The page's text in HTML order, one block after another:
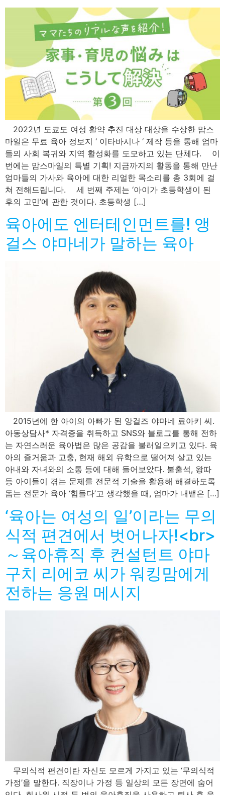
2022년 도쿄도 여성 활약 추진 대상 대상을 수상한 맘스
마일은 무료 육아 정보지 ‘ 이타바시나 ‘ 제작 등을 통해 엄마
들의 사회 복귀와 지역 활성화를 도모하고 있는 단체다. 이
번에는 맘스마일의 특별 기획! 지금까지의 활동을 통해 만난
엄마들의 가사와 육아에 대한 리얼한 목소리를 총 3회에 걸
쳐 전해드립니다. 세 번째 주제는 ‘아이가 초등학생이 된
후의 고민’에 관한 것이다. 초등학생 […]
육아에도 엔터테인먼트를! 앵
걸스 야마네가 말하는 육아
2015년에 한 아이의 아빠가 된 앙걸즈 야마네 료아키 씨.
아동상담사* 자격증을 취득하고 SNS와 블로그를 통해 전하
는 자연스러운 육아법은 많은 공감을 불러일으키고 있다. 육
아의 즐거움과 고충, 현재 해외 유학으로 떨어져 살고 있는
아내와 자녀와의 소통 등에 대해 들어보았다. 불출석, 왕따
등 아이들이 겪는 문제를 전문적 기술을 활용해 해결하도록
돕는 전문가 육아 ‘힘들다’고 생각했을 때, 엄마가 내뱉은 […]
‘육아는 여성의 일’이라는 무의
식적 편견에서 벗어나자!<br>
～육아휴직 후 컨설턴트 야마
구치 리에코 씨가 워킹맘에게
전하는 응원 메시지
무의식적 편견이란 자신도 모르게 가지고 있는 ‘무의식적
가정’을 말한다. 직장이나 가정 등 일상의 모든 장면에 숨어